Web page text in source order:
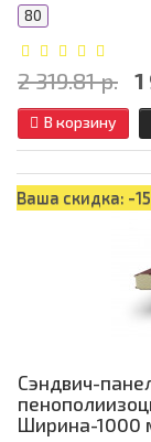
80
2 319.81 р. 1
В корзину
Ваша скидка: -
Сэндвич-
Ширина-1000